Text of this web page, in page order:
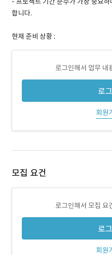
합니다.
현재 준비 상황 :
로그인해서 업무 내
로
회원
모집 요건
로그인해서 모집 요
로
회원